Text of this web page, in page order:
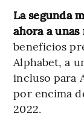
La segunda
ahora a unas
beneficios
Alphabet, a
incluso para
por encima
2022.